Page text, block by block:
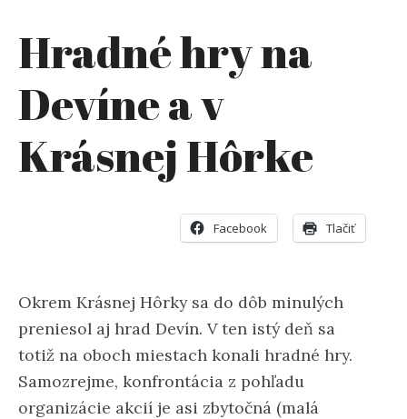
Hradné hry na
Devíne a v
Krásnej Hôrke
Facebook Tlačiť
Okrem Krásnej Hôrky sa do dôb minulých
preniesol aj hrad Devín. V ten istý deň sa
totiž na oboch miestach konali hradné hry.
Samozrejme, konfrontácia z pohľadu
organizácie akcií je asi zbytočná (malá